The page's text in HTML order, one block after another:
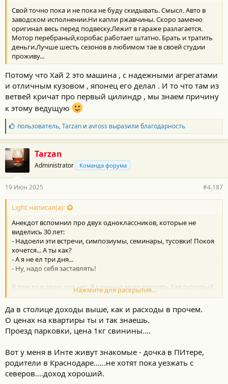
Свой точно пока и не пока не буду скидывать. Смысл. Авто в
заводском исполнении.Ни капли ржавчины. Скоро заменю
оригинал весь перед подвеску.Лежит в гараже разлагается.
Мотор перебраный,коробас работает штатно. Брать и тратить
деньги.Лучше шесть сезонов в любимом тае в своей студии
проживу...
Потому что Хай 2 это машина , с надежными агрегатами
и отличным кузовом , японец его делал . И то что там из
ветвей кричат про первый цилиндр , мы знаем причину
к этому ведущую
Б
л
а
г
о
д
а
н
о
с
и
:
пользователь,Tarzanи avross выразили благодарность
Tarzan
Administrator Команда форума
19 Июн 2025 #4.187
Light написал(а):
Анекдот вспомнил про двух одноклассников, которые не
виделись 30 лет:
- Надоели эти встречи, симпозиумы, семинары, тусовки! Покоя
хочется... А ты как?
- А я не ел три дня...
- Ну, надо себя заставлять!
В том то и дело, что нет. Я конечно могу продать Хая (который,
кстати, не 250 стоит, как тут писали выше), добавить оборотные
лямов. Но жить потом на что?
Я 3 года назад уже готов был поменять машину, но пришлось
деньги в квартиру дочке вложить.
З.Ы. Насчёт 20-летней машины. Хай в 1 кузове сейчас стоит от 07
до 1,5 млн., в зависимости от года, состояния и т.д. И покупают.
На Драйве каждую неделю новички появляются.
Нажмите для раскрытия...
Да в столице доходы выше, как и расходы в прочем.
О ценах на квартиры ты и так знаешь.
Проезд парковки, цена 1кг свинины....
Вот у меня в Инте живут знакомые - дочка в ПИтере,
родители в Краснодаре......не хотят пока уезжать с
северов....доход хороший.